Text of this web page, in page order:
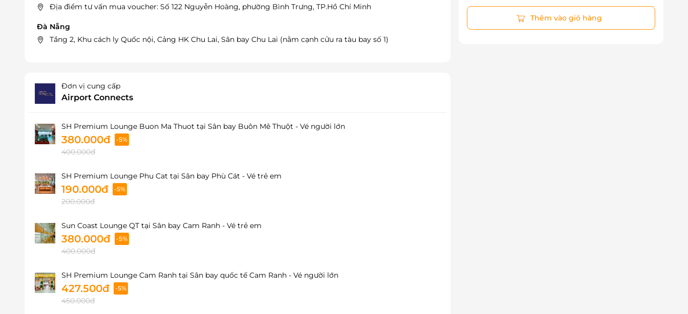
Địa điểm tư vấn mua voucher: Số 122 Nguyễn Hoàng, phường Bình Trưng, TP.Hồ Chí Minh
Đà Nẵng
Tầng 2, Khu cách ly Quốc nội, Cảng HK Chu Lai, Sân bay Chu Lai (nằm cạnh cửu ra tàu bay số 1)
Đơn vị cung cấp
Airport Connects
SH Premium Lounge Buon Ma Thuot tại Sân bay Buôn Mê Thuột - Vé người lớn
380.000đ -5%
400.000đ
SH Premium Lounge Phu Cat tại Sân bay Phù Cát - Vé trẻ em
190.000đ -5%
200.000đ
Sun Coast Lounge QT tại Sân bay Cam Ranh - Vé trẻ em
380.000đ -5%
400.000đ
SH Premium Lounge Cam Ranh tại Sân bay quốc tế Cam Ranh - Vé người lớn
427.500đ -5%
450.000đ
Thêm vào giỏ hàng